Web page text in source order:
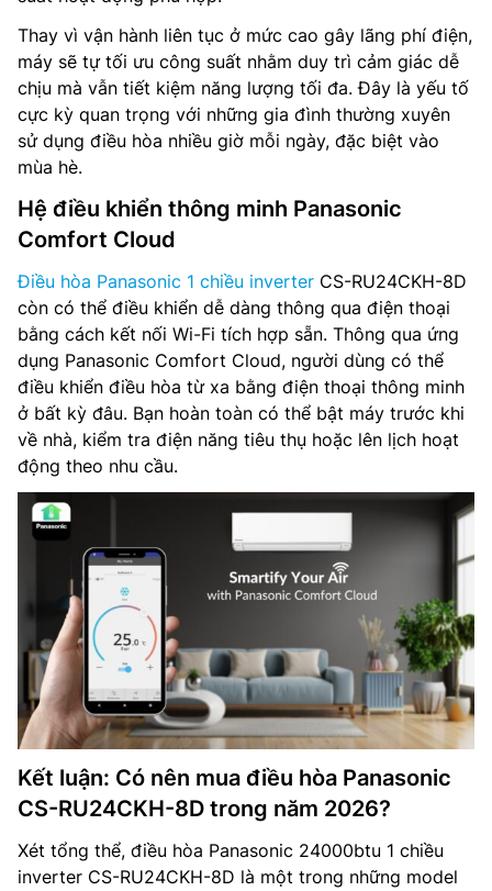
Thay vì vận hành liên tục ở mức cao gây lãng phí điện,
máy sẽ tự tối ưu công suất nhằm duy trì cảm giác dễ
chịu mà vẫn tiết kiệm năng lượng tối đa. Đây là yếu tố
cực kỳ quan trọng với những gia đình thường xuyên
sử dụng điều hòa nhiều giờ mỗi ngày, đặc biệt vào
mùa hè.
Hệ điều khiển thông minh Panasonic
Comfort Cloud
Điều hòa Panasonic 1 chiều inverter CS-RU24CKH-8D
còn có thể điều khiển dễ dàng thông qua điện thoại
bằng cách kết nối Wi-Fi tích hợp sẵn. Thông qua ứng
dụng Panasonic Comfort Cloud, người dùng có thể
điều khiển điều hòa từ xa bằng điện thoại thông minh
ở bất kỳ đâu. Bạn hoàn toàn có thể bật máy trước khi
về nhà, kiểm tra điện năng tiêu thụ hoặc lên lịch hoạt
động theo nhu cầu.
Kết luận: Có nên mua điều hòa Panasonic
CS-RU24CKH-8D trong năm 2026?
Xét tổng thể, điều hòa Panasonic 24000btu 1 chiều
inverter CS-RU24CKH-8D là một trong những model